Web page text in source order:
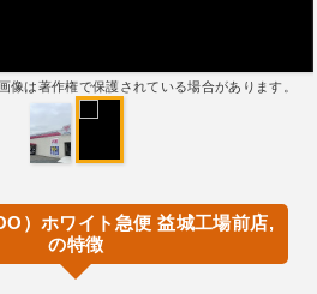
像は著作権で保護されている場合があります。
）ホワイト急便 益城工場前店,
の特徴